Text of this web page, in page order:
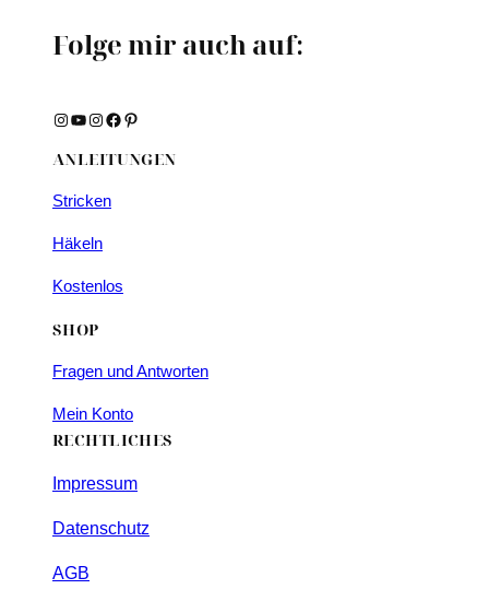
Folge mir auch auf:
Instagram YouTube Instagram Facebook Pinterest
ANLEITUNGEN
Stricken
Häkeln
Kostenlos
SHOP
Fragen und Antworten
Mein Konto
RECHTLICHES
Impressum
Datenschutz
AGB